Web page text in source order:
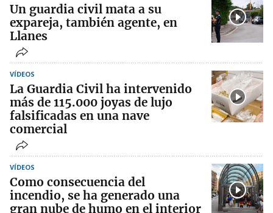
Un guardia civil mata a su
expareja, también agente, en
Llanes
VÍDEOS
La Guardia Civil ha intervenido
más de 115.000 joyas de lujo
falsificadas en una nave
comercial
VÍDEOS
Como consecuencia del
incendio, se ha generado una
gran nube de humo en el interior